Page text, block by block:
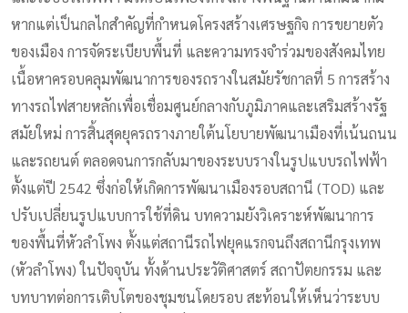
หากแต่เป็นกลไกสำคัญที่กำหนดโครงสร้างเศรษฐกิจ การขยายตัว
ของเมือง การจัดระเบียบพื้นที่ และความทรงจำร่วมของสังคมไทย
เนื้อหาครอบคลุมพัฒนาการของรถรางในสมัยรัชกาลที่ 5 การสร้าง
ทางรถไฟสายหลักเพื่อเชื่อมศูนย์กลางกับภูมิภาคและเสริมสร้างรัฐ
สมัยใหม่ การสิ้นสุดยุครถรางภายใต้นโยบายพัฒนาเมืองที่เน้นถนน
และรถยนต์ ตลอดจนการกลับมาของระบบรางในรูปแบบรถไฟฟ้า
ตั้งแต่ปี 2542 ซึ่งก่อให้เกิดการพัฒนาเมืองรอบสถานี (TOD) และ
ปรับเปลี่ยนรูปแบบการใช้ที่ดิน บทความยังวิเคราะห์พัฒนาการ
ของพื้นที่หัวลำโพง ตั้งแต่สถานีรถไฟยุคแรกจนถึงสถานีกรุงเทพ
(หัวลำโพง) ในปัจจุบัน ทั้งด้านประวัติศาสตร์ สถาปัตยกรรม และ
บทบาทต่อการเติบโตของชุมชนโดยรอบ สะท้อนให้เห็นว่าระบบ